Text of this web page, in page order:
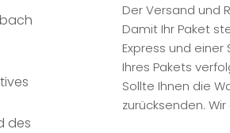
Der Versand und
Damit Ihr Paket
Express und
Ihres Pakets
Sollte Ihnen die
zurücksenden.
des